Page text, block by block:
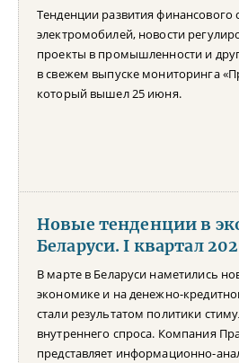
Тенденции развития финансового
электромобилей, новости
проекты в промышленности и
в свежем выпуске мониторинга
который вышел 25 июня.
Новые тенденции в
Беларуси. I квартал
В марте в Беларуси наметились
экономике и на денежно-
стали результатом политики
внутреннего спроса. Компания
представляет информационно-